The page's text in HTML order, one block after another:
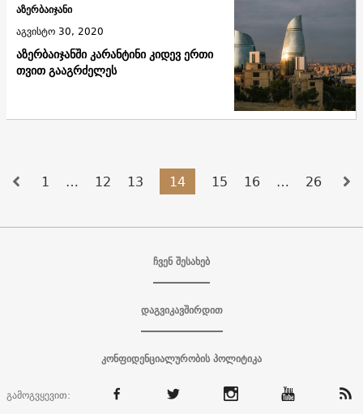
აზერბაიჯანში კარანტინი კიდევ ერთი
თვით გააგრძელეს
აზერბაიჯანი
აგვისტო 30, 2020
1 … 12 13 14 15 16 … 26
ჩვენ შესახებ
დაგვიკავშირდით
კონფიდენციალურობის პოლიტიკა
გამოგვყევით: